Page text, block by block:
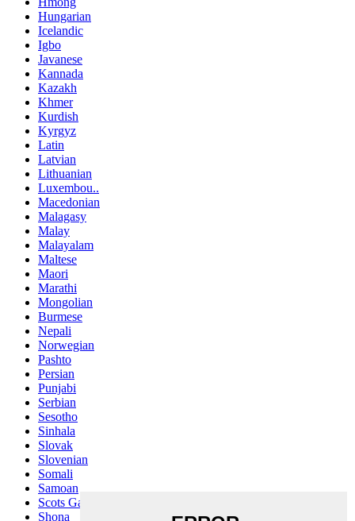
Hungarian
Icelandic
Igbo
Javanese
Kannada
Kazakh
Khmer
Kurdish
Kyrgyz
Latin
Latvian
Lithuanian
Luxembou..
Macedonian
Malagasy
Malay
Malayalam
Maltese
Maori
Marathi
Mongolian
Burmese
Nepali
Norwegian
Pashto
Persian
Punjabi
Serbian
Sesotho
Sinhala
Slovak
Slovenian
Somali
Samoan
Scots Gaelic
Shona